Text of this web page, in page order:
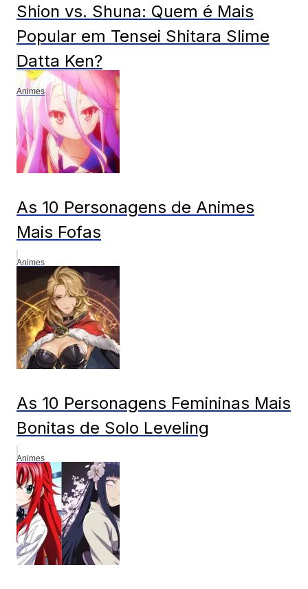
Shion vs. Shuna: Quem é Mais
Popular em Tensei Shitara Slime
Datta Ken?
Animes
As 10 Personagens de Animes
Mais Fofas
Animes
As 10 Personagens Femininas Mais
Bonitas de Solo Leveling
Animes